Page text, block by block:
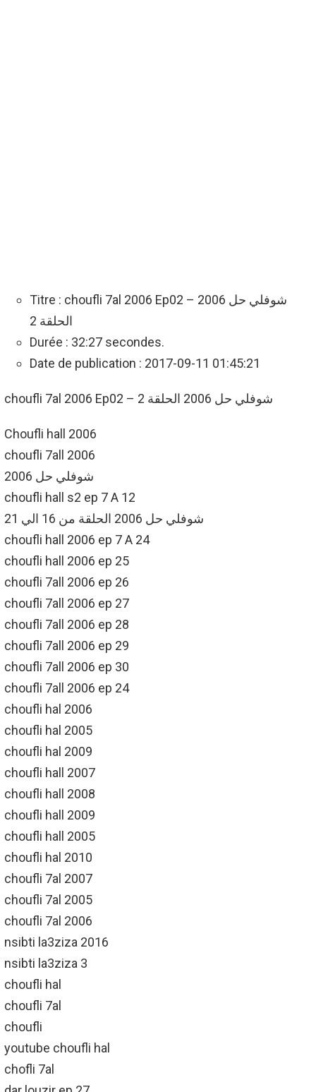
Titre : choufli 7al 2006 Ep02 – شوفلي حل 2006
الحلقة 2
Durée : 32:27 secondes.
Date de publication : 2017-09-11 01:45:21
choufli 7al 2006 Ep02 – شوفلي حل 2006 الحلقة 2
Choufli hall 2006
choufli 7all 2006
شوفلي حل 2006
choufli hall s2 ep 7 A 12
شوفلي حل 2006 الحلقة من 16 الي 21
choufli hall 2006 ep 7 A 24
choufli hall 2006 ep 25
choufli 7all 2006 ep 26
choufli 7all 2006 ep 27
choufli 7all 2006 ep 28
choufli 7all 2006 ep 29
choufli 7all 2006 ep 30
choufli 7all 2006 ep 24
choufli hal 2006
choufli hal 2005
choufli hal 2009
choufli hall 2007
choufli hall 2008
choufli hall 2009
choufli hall 2005
choufli hal 2010
choufli 7al 2007
choufli 7al 2005
choufli 7al 2006
nsibti la3ziza 2016
nsibti la3ziza 3
choufli hal
choufli 7al
choufli
youtube choufli hal
chofli 7al